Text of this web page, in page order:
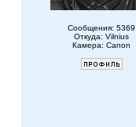
Сообщения: 5369
Откуда: Vilnius
Камера: Canon